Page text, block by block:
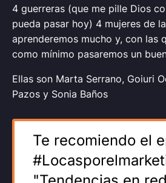
4 guerreras (que me pille Dios
pueda pasar hoy) 4 mujeres de
aprenderemos mucho y, con las
como mínimo pasaremos un
Ellas son Marta Serrano, Goiuri
Pazos y Sonia Baños
Te recomiendo el